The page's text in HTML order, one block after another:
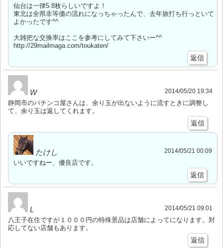
仙台は一律5.8枚らしいですよ！
東北は全県非等価の流れになっちゃったんで、去年旅打ち行っといて
よかったです^^
大雑把な交換率はここを参考にしてみて下さいー^^
http://29mailmaga.com/toukaten/
返信
W 2014/05/20 19:34
静岡市のパチンコ屋さんは、余り玉が出ないように流すときに調整し
て、余り玉は返してくれます。
返信
たけし 2014/05/21 00:09
いいですねー、優良店です。
返信
L 2014/05/21 09:01
八王子在住ですが１０００円の特殊景品は店舗によってになります。対
応してない店舗もあります。
返信